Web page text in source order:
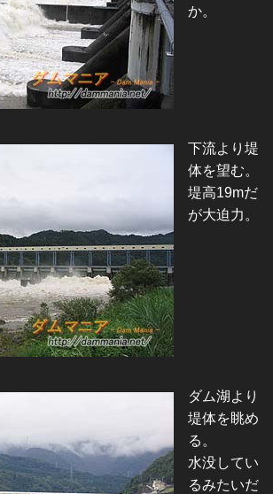
か。
下流より堤
体を望む。
堤高19mだ
が大迫力。
ダム湖より
堤体を眺め
る。
水没してい
るみたいだ